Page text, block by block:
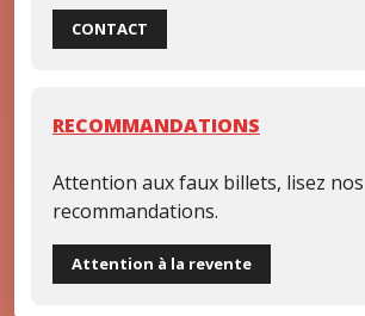
CONTACT
RECOMMANDATIONS
Attention aux faux billets, lisez nos
recommandations.
Attention à la revente